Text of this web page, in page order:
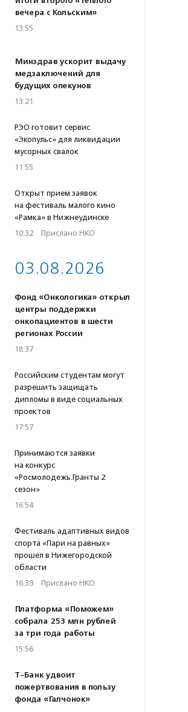
вечера с Кольским»
13:55
Минздрав ускорит выдачу
медзаключений для
будущих опекунов
13:21
РЭО готовит сервис
«Экопульс» для ликвидации
мусорных свалок
11:55
Открыт прием заявок
на фестиваль малого кино
«Рамка» в Нижнеудинске
10:32 · Прислано НКО
03.08.2026
Фонд «Онкологика» открыл
центры поддержки
онкопациентов в шести
регионах России
18:37
Российским студентам могут
разрешить защищать
дипломы в виде социальных
проектов
17:57
Принимаются заявки
на конкурс
«Росмолодежь.Гранты 2
сезон»
16:54
Фестиваль адаптивных видов
спорта «Пари на равных»
прошел в Нижегородской
области
16:39 · Прислано НКО
Платформа «Поможем»
собрала 253 млн рублей
за три года работы
15:56
Т-Банк удвоит
пожертвования в пользу
фонда «Галчонок»